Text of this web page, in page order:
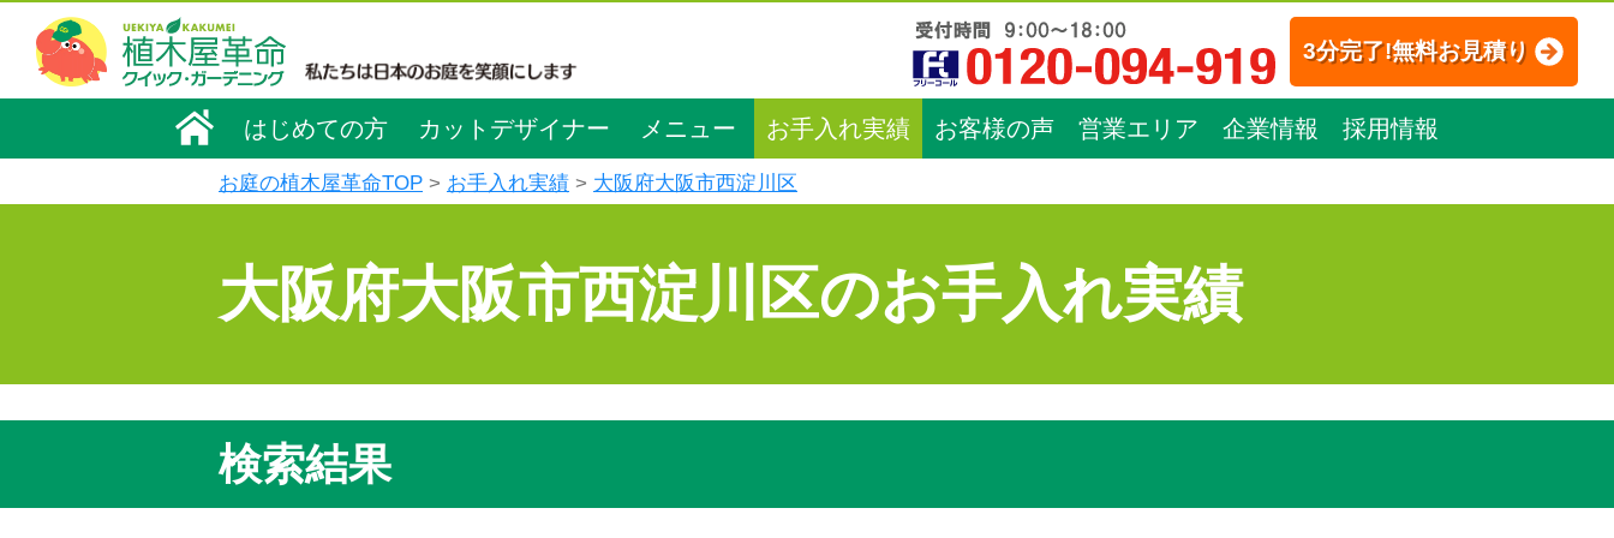
3分完了!無料お見積り
はじめての方 カットデザイナー メニュー お手入れ実績 お客様の声 営業エリア 企業情報 採用情報
お庭の植木屋革命TOP お手入れ実績 大阪府大阪市西淀川区
大阪府大阪市西淀川区のお手入れ実績
検索結果